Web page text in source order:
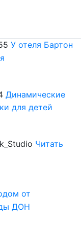
У отеля Бартон
Динамические
для детей
Читать
от
ДОН